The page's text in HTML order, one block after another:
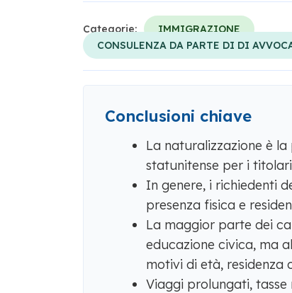
Categorie:
IMMIGRAZIONE
CONSULENZA DA PARTE DI DI
Conclusioni chiave
La naturalizzazione è
statunitense per i
In genere, i richiedenti
presenza fisica e
La maggior parte dei
educazione civica, ma
motivi di età, residenza
Viaggi prolungati,